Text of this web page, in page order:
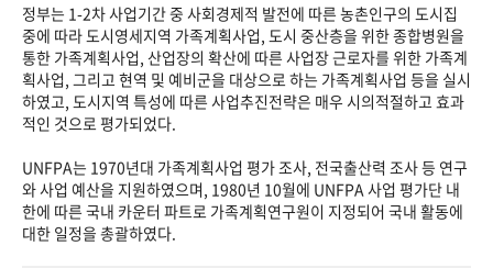
정부는 1-2차 사업기간 중 사회경제적 발전에 따른 농촌인구의 도시집
중에 따라 도시영세지역 가족계획사업, 도시 중산층을 위한 종합병원을
통한 가족계획사업, 산업장의 확산에 따른 사업장 근로자를 위한 가족계
획사업, 그리고 현역 및 예비군을 대상으로 하는 가족계획사업 등을 실시
하였고, 도시지역 특성에 따른 사업추진전략은 매우 시의적절하고 효과
적인 것으로 평가되었다.
UNFPA는 1970년대 가족계획사업 평가 조사, 전국출산력 조사 등 연구
와 사업 예산을 지원하였으며, 1980년 10월에 UNFPA 사업 평가단 내
한에 따른 국내 카운터 파트로 가족계획연구원이 지정되어 국내 활동에
대한 일정을 총괄하였다.